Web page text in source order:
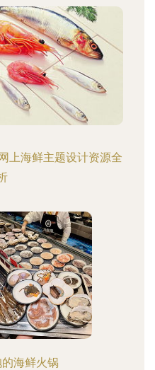
上海鲜主题设计资源全
海鲜火锅